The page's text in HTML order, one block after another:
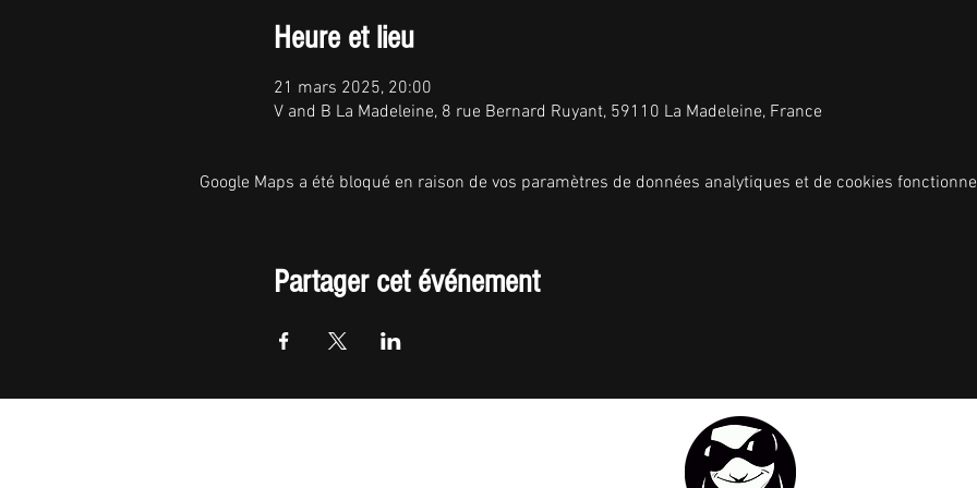
Heure et lieu
21 mars 2025, 20:00
V and B La Madeleine, 8 rue Bernard Ruyant, 59110 La Madeleine, France
Google Maps a été bloqué en raison de vos paramètres de données analytiques et de cookies
Partager cet événement